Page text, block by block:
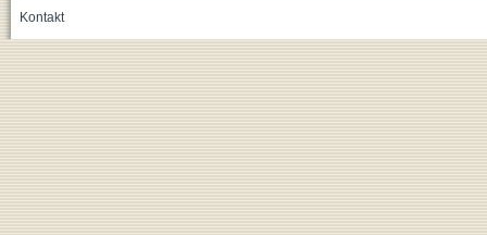
Kontakt